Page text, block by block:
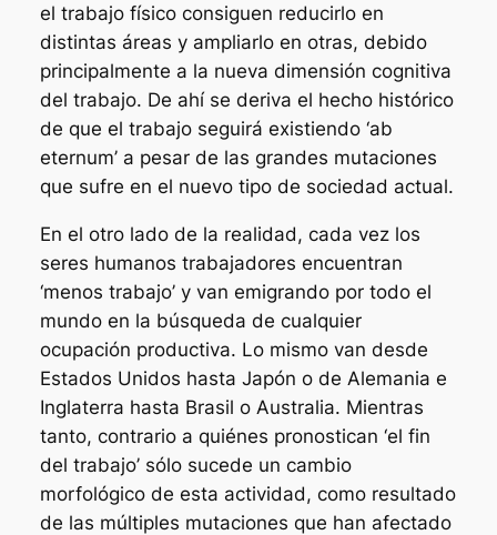
el trabajo físico consiguen reducirlo en
distintas áreas y ampliarlo en otras, debido
principalmente a la nueva dimensión cognitiva
del trabajo. De ahí se deriva el hecho histórico
de que el trabajo seguirá existiendo ‘ab
eternum’ a pesar de las grandes mutaciones
que sufre en el nuevo tipo de sociedad actual.
En el otro lado de la realidad, cada vez los
seres humanos trabajadores encuentran
‘menos trabajo’ y van emigrando por todo el
mundo en la búsqueda de cualquier
ocupación productiva. Lo mismo van desde
Estados Unidos hasta Japón o de Alemania e
Inglaterra hasta Brasil o Australia. Mientras
tanto, contrario a quiénes pronostican ‘el fin
del trabajo’ sólo sucede un cambio
morfológico de esta actividad, como resultado
de las múltiples mutaciones que han afectado